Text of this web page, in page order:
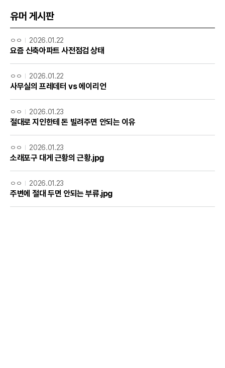
유머 게시판
ㅇㅇ 2026.01.22
요즘 신축아파트 사전점검 상태
ㅇㅇ 2026.01.22
사무실의 프레데터 vs 에이리언
ㅇㅇ 2026.01.23
절대로 지인한테 돈 빌려주면 안되는 이유
ㅇㅇ 2026.01.23
소래포구 대게 근황의 근황.jpg
ㅇㅇ 2026.01.23
주변에 절대 두면 안되는 부류.jpg